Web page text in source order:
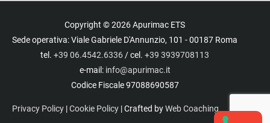
Copyright © 2026Apurimac ETS
Sede operativa: Viale Gabriele D'Annunzio, 101 - 00187 Roma
tel. +39 06.4542.6336 / cel. +39 3939708113
e-mail:info@apurimac.it
Codice Fiscale 97088690587
Privacy Policy |Cookie Policy | Crafted byWeb Coaching